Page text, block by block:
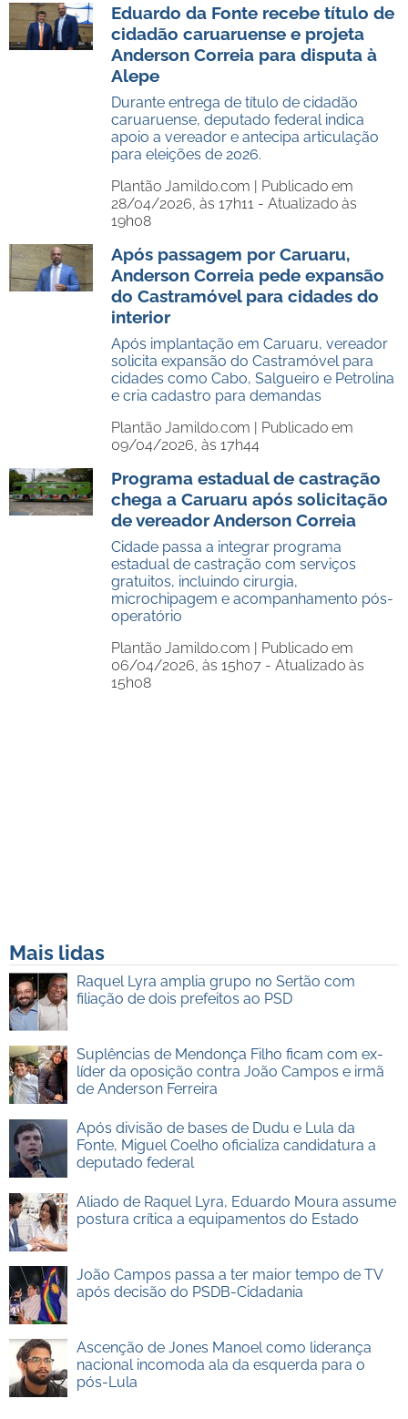
Eduardo da Fonte recebe título de
cidadão caruaruense e projeta
Anderson Correia para disputa à
Alepe
Durante entrega de título de cidadão
caruaruense, deputado federal indica
apoio a vereador e antecipa articulação
para eleições de 2026.
Plantão Jamildo.com | Publicado em
28/04/2026, às 17h11 - Atualizado às
19h08
Após passagem por Caruaru,
Anderson Correia pede expansão
do Castramóvel para cidades do
interior
Após implantação em Caruaru, vereador
solicita expansão do Castramóvel para
cidades como Cabo, Salgueiro e Petrolina
e cria cadastro para demandas
Plantão Jamildo.com | Publicado em
09/04/2026, às 17h44
Programa estadual de castração
chega a Caruaru após solicitação
de vereador Anderson Correia
Cidade passa a integrar programa
estadual de castração com serviços
gratuitos, incluindo cirurgia,
microchipagem e acompanhamento pós-
operatório
Plantão Jamildo.com | Publicado em
06/04/2026, às 15h07 - Atualizado às
15h08
Mais lidas
Raquel Lyra amplia grupo no Sertão com
filiação de dois prefeitos ao PSD
Suplências de Mendonça Filho ficam com ex-
líder da oposição contra João Campos e irmã
de Anderson Ferreira
Após divisão de bases de Dudu e Lula da
Fonte, Miguel Coelho oficializa candidatura a
deputado federal
Aliado de Raquel Lyra, Eduardo Moura assume
postura crítica a equipamentos do Estado
João Campos passa a ter maior tempo de TV
após decisão do PSDB-Cidadania
Ascenção de Jones Manoel como liderança
nacional incomoda ala da esquerda para o
pós-Lula